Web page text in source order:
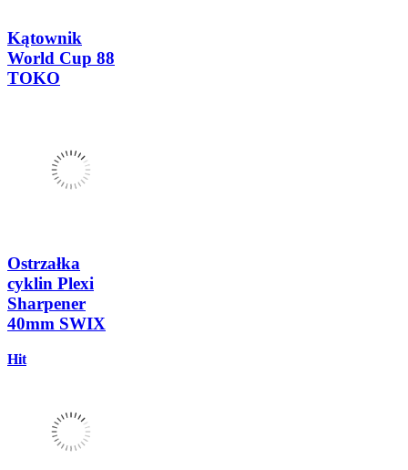
Kątownik
World Cup 88
TOKO
Ostrzałka
cyklin Plexi
Sharpener
40mm SWIX
Hit